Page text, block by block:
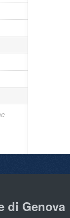
di Genova